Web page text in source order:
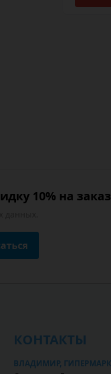
10% на заказ
КОНТАКТЫ
ВЛАДИМИР,